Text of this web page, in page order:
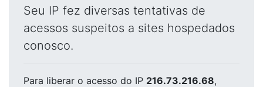
Seu IP fez diversas tentativas de
acessos suspeitos a sites hospedados
conosco.
Para liberar o acesso do IP 216.73.216.68,